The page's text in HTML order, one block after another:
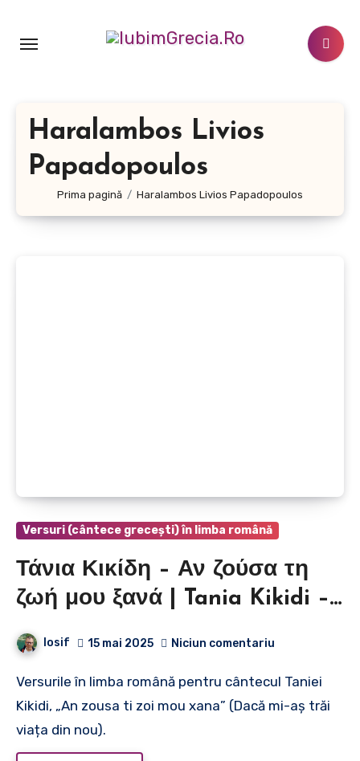
conținut
Haralambos Livios
Papadopoulos
Prima pagină Haralambos Livios Papadopoulos
Versuri (cântece grecești) în limba română
Τάνια Κικίδη – Αν ζούσα τη
ζωή μου ξανά | Tania Kikidi –
Dacă mi-aș trăi viața din nou
Iosif 15 mai 2025 Niciun comentariu
Versurile în limba română pentru cântecul Taniei
Kikidi, „An zousa ti zoi mou xana” (Dacă mi-aș trăi
viața din nou).